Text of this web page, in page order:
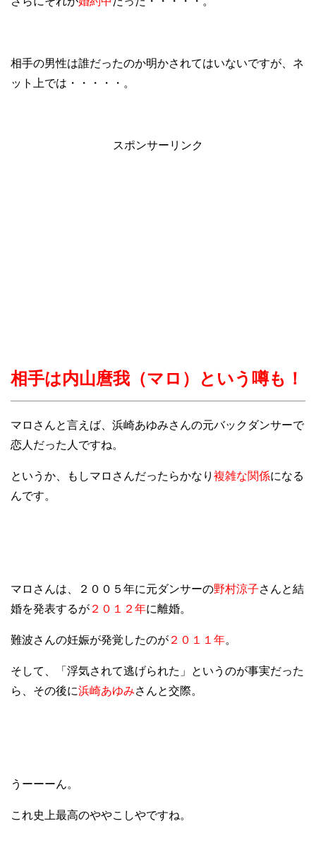
相手の男性は誰だったのか明かされてはいないですが、ネ
ット上では・・・・・。
スポンサーリンク
相手は内山麿我（マロ）という噂も！
マロさんと言えば、浜崎あゆみさんの元バックダンサーで
恋人だった人ですね。
というか、もしマロさんだったらかなり 複雑な関係になる
んです。
マロさんは、２００５年に元ダンサーの野村涼子さんと結
婚を発表するが ２０１２年に離婚。
難波さんの妊娠が発覚したのが ２０１１年。
そして、「浮気されて逃げられた」というのが事実だった
ら、その後に浜崎あゆみさんと交際。
うーーーん。
これ史上最高のややこしやですね。